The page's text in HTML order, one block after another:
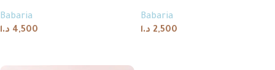
Babaria
4,500 د.ا
Babaria
2,500 د.ا